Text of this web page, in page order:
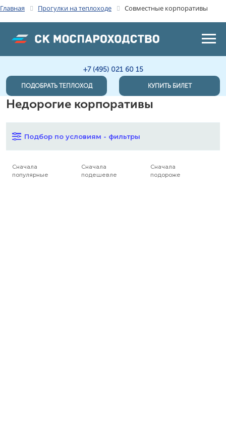
Главная Прогулки на теплоходе Совместные корпоративы
+7 (495) 021 60 15
ПОДОБРАТЬ ТЕПЛОХОД КУПИТЬ БИЛЕТ
Недорогие корпоративы
Подбор по условиям - фильтры
Сначала
популярные
Сначала
подешевле
Сначала
подороже